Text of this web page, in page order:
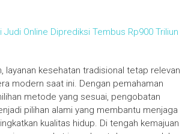
Judi Online Diprediksi Tembus Rp900 Triliun
layanan kesehatan tradisional tetap relevan
modern saat ini. Dengan pemahaman
metode yang sesuai, pengobatan
pilihan alami yang membantu menjaga
kualitas hidup. Di tengah kemajuan